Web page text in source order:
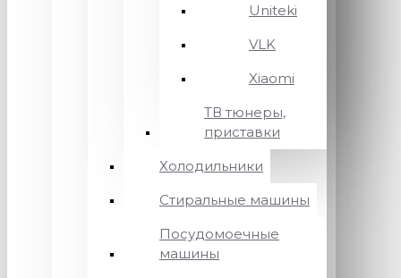
Uniteki
VLK
Xiaomi
ТВ тюнеры,
приставки
Холодильники
Стиральные машины
Посудомоечные
машины